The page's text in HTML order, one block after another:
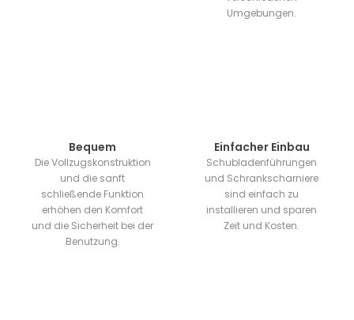
Umgebungen.
Bequem
Die Vollzugskonstruktion
und die sanft
schließende Funktion
erhöhen den Komfort
und die Sicherheit bei der
Benutzung.
Einfacher Einbau
Schubladenführungen
und Schrankscharniere
sind einfach zu
installieren und sparen
Zeit und Kosten.